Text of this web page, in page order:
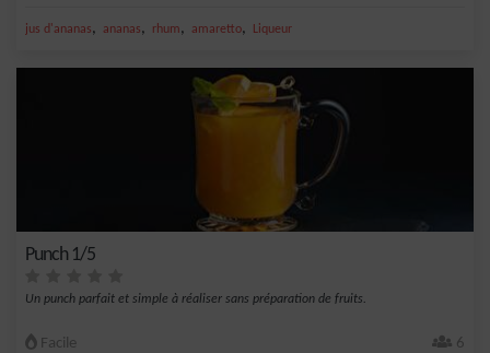
jus d'ananas, ananas, rhum, amaretto, Liqueur
Punch 1/5
Un punch parfait et simple à réaliser sans préparation de fruits.
Facile 6